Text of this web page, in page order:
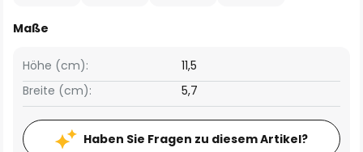
Maße
Breite (cm): 5,7
Höhe (cm): 11,5
Haben Sie Fragen zu diesem Artikel?